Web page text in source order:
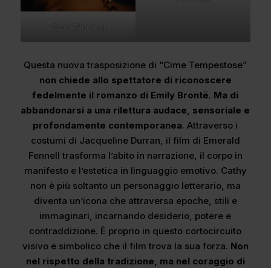
Foto: Pinterest
Questa nuova trasposizione di “Cime Tempestose”
non chiede allo spettatore di riconoscere
fedelmente il romanzo di Emily Brontë. Ma di
abbandonarsi a una rilettura audace, sensoriale e
profondamente contemporanea. Attraverso i
costumi di Jacqueline Durran, il film di Emerald
Fennell trasforma l’abito in narrazione, il corpo in
manifesto e l’estetica in linguaggio emotivo. Cathy
non è più soltanto un personaggio letterario, ma
diventa un’icona che attraversa epoche, stili e
immaginari, incarnando desiderio, potere e
contraddizione. È proprio in questo cortocircuito
visivo e simbolico che il film trova la sua forza. Non
nel rispetto della tradizione, ma nel coraggio di